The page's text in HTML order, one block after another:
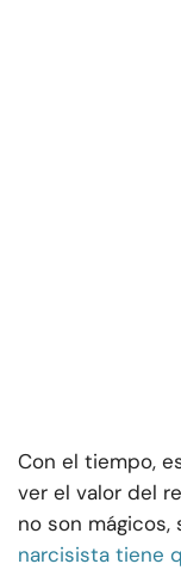
Con el tiempo,
ver el valor del
no son mágicos,
narcisista tiene